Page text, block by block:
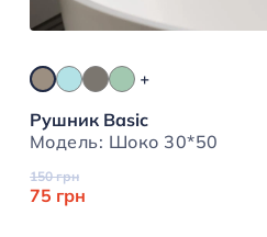
Рушник Basic
Модель: Шоко 30*50
150 грн
75 грн